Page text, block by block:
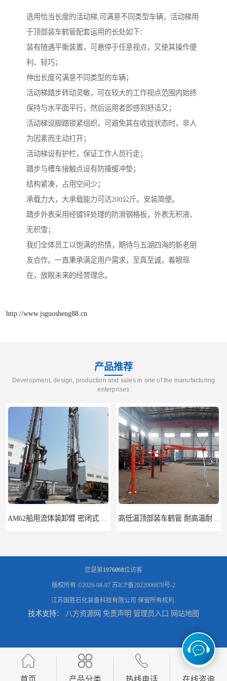
选用恰当长度的活动梯,可满意不同类型车辆，活动梯用
于顶部装车鹤管配套运用的长处如下：
装有随遇平衡装置，可悬停于任意视点，又使其操作便
利、轻巧；
伸出长度可满意不同类型的车辆；
活动梯踏步转动灵敏，可在较大的工作视点范围内始终
保持与水平面平行，然后运用者即感到舒适又；
活动梯设脚踏锁紧组织，可避免其在收拢状态时，非人
为因素而主动打开；
活动梯设有护栏，保证工作人员行走；
踏步与槽车接触点设有防撞缓冲垫；
结构紧凑，占用空间少；
承载力大，大承载能力可达200公斤。安装简便。
踏步外表采用经镀锌处理的防滑钢格板，外表无积液、
无积雪；
我们全体员工以饱满的热情，期待与五湖四海的新老朋
友合作。一直秉承满足用户需求，至真至诚，着眼现
在，放眼未来的经营理念。
http://www.jsguosheng88.cn
产品推荐
Development, design, production and sales in one of the manufacturing
enterprises
鹤管_鹤管销售_鹤管供应商 鹤管活动梯_鹤管活动梯销售_鹤管活动梯供应商
您是第1976068位访客
版权所有 ©2026-08-07 苏ICP备2022006878号-2
江苏国胜石化装备科技有限公司 保留所有权利.
技术支持： 八方资源网 免责声明 管理员入口 网站地图
首页 产品分类 热线电话 在线咨询